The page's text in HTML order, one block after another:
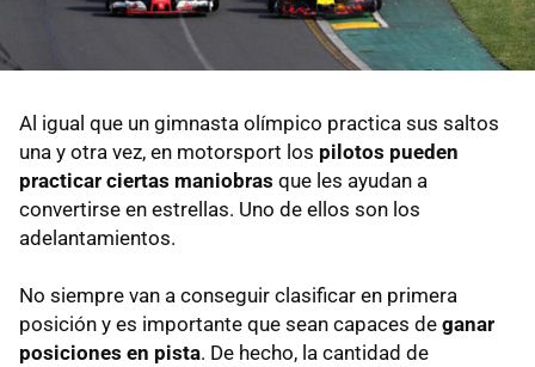
Al igual que un gimnasta olímpico practica sus saltos
una y otra vez, en motorsport los pilotos pueden
practicar ciertas maniobras que les ayudan a
convertirse en estrellas. Uno de ellos son los
adelantamientos.
No siempre van a conseguir clasificar en primera
posición y es importante que sean capaces de ganar
posiciones en pista. De hecho, la cantidad de